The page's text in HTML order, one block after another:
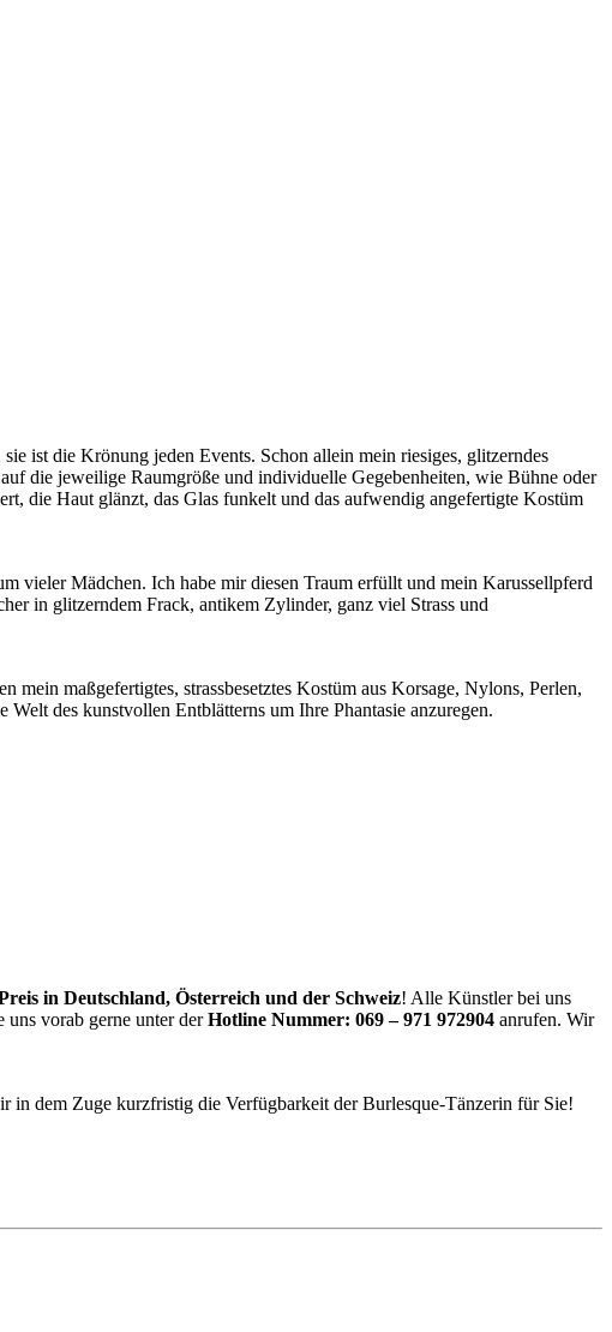
ist die Krönung jeden Events. Schon allein mein riesiges, glitzerndes
die jeweilige Raumgröße und individuelle Gegebenheiten, wie Bühne oder
die Haut glänzt, das Glas funkelt und das aufwendig angefertigte Kostüm
vieler Mädchen. Ich habe mir diesen Traum erfüllt und mein Karussellpferd
in glitzerndem Frack, antikem Zylinder, ganz viel Strass und
maßgefertigtes, strassbesetztes Kostüm aus Korsage, Nylons, Perlen,
des kunstvollen Entblätterns um Ihre Phantasie anzuregen.
in Deutschland, Österreich und der Schweiz! Alle Künstler bei uns
uns vorab gerne unter derHotline Nummer: 069 – 971 972904 anrufen. Wir
in dem Zuge kurzfristig die Verfügbarkeit der Burlesque-Tänzerin für Sie!